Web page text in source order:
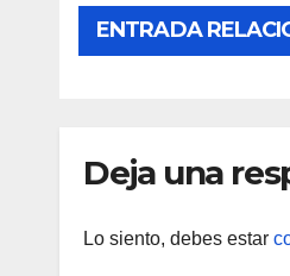
ENTRADA
Deja una
Lo siento, debes estar